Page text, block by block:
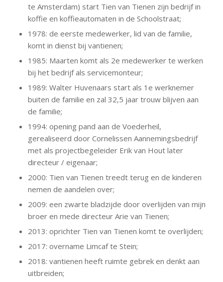
te Amsterdam) start Tien van Tienen zijn bedrijf in
koffie en koffieautomaten in de Schoolstraat;
1978: de eerste medewerker, lid van de familie,
komt in dienst bij vantienen;
1985: Maarten komt als 2e medewerker te werken
bij het bedrijf als servicemonteur;
1989: Walter Huvenaars start als 1e werknemer
buiten de familie en zal 32,5 jaar trouw blijven aan
de familie;
1994: opening pand aan de Voederheil,
gerealiseerd door Cornelissen Aannemingsbedrijf
met als projectbegeleider Erik van Hout later
directeur / eigenaar;
2000: Tien van Tienen treedt terug en de kinderen
nemen de aandelen over;
2009: een zwarte bladzijde door overlijden van mijn
broer en mede directeur Arie van Tienen;
2013: oprichter Tien van Tienen komt te overlijden;
2017: overname Limcaf te Stein;
2018: vantienen heeft ruimte gebrek en denkt aan
uitbreiden;